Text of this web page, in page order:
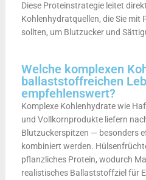
Diese Proteinstrategie leitet
Kohlenhydratquellen, die Sie mit
sollten, um Blutzucker und
Welche komplexen
ballaststoffreichen
empfehlenswert?
Komplexe Kohlenhydrate wie
und Vollkornprodukte liefern
Blutzuckerspitzen — besonders
kombiniert werden.
pflanzliches Protein, wodurch
realistisches Ballaststoffziel für